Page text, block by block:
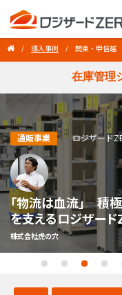
導入事例 関東・甲信越
在庫管理
倉庫業 ロジザードZERO
ヒューマンエラー70
現。効率化と物流品
ロジザードZERO導
株式会社パスクリエ